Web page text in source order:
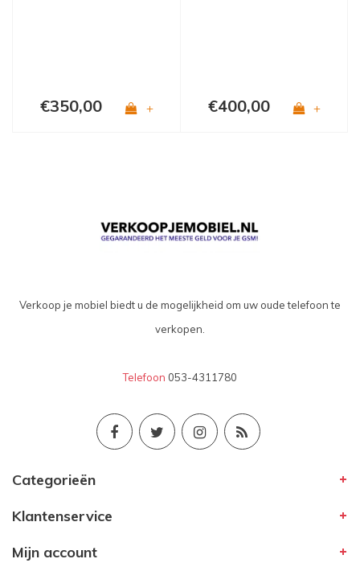
€350,00 + €400,00 +
Verkoop je mobiel biedt u de mogelijkheid om uw oude telefoon te
verkopen.
Telefoon 053-4311780
Categorieën
Klantenservice
Mijn account